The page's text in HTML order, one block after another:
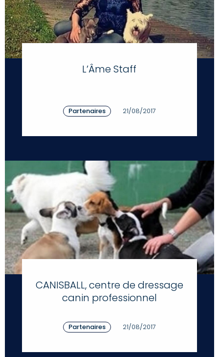
L’Âme Staff
Partenaires 21/08/2017
CANISBALL, centre de dressage
canin professionnel
Partenaires 21/08/2017